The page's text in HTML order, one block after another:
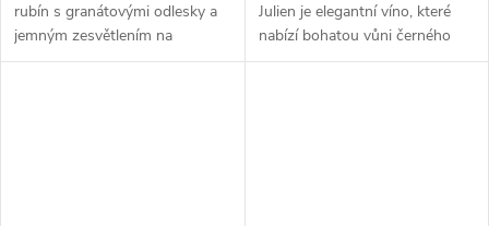
rubín s granátovými odlesky a
jemným zesvětlením na
okrajích. Aroma vás o...
Julien je elegantní víno, které
nabízí bohatou vůni černého
rybízu, třeš...